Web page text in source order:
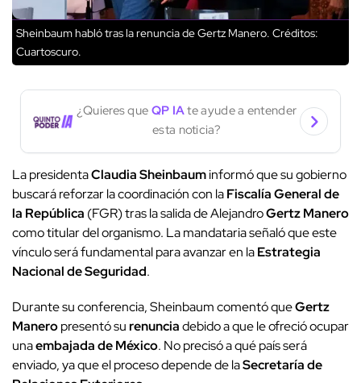
Sheinbaum habló tras la renuncia de Gertz Manero. Créditos:
Cuartoscuro.
¿Quieres que QP IAte ayude a entender
esta noticia?
La presidentaClaudia Sheinbauminformó que su gobierno
buscará reforzar la coordinación con laFiscalía General de
la República (FGR) tras la salida de AlejandroGertz Manero
como titular del organismo. La mandataria señaló que este
vínculo será fundamental para avanzar en laEstrategia
Nacional de Seguridad.
Durante su conferencia, Sheinbaum comentó queGertz
Maneropresentó surenunciadebido a que le ofreció ocupar
unaembajada de México. No precisó a qué país será
enviado, ya que el proceso depende de laSecretaría de